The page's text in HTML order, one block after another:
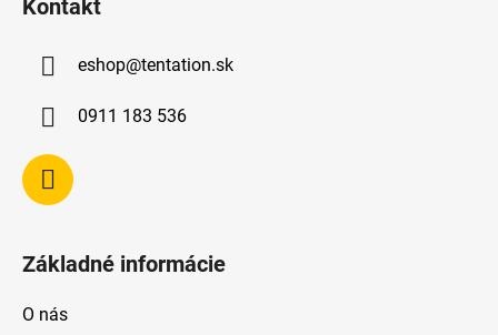
Kontakt
eshop@tentation.sk
0911 183 536
Základné informácie
O nás